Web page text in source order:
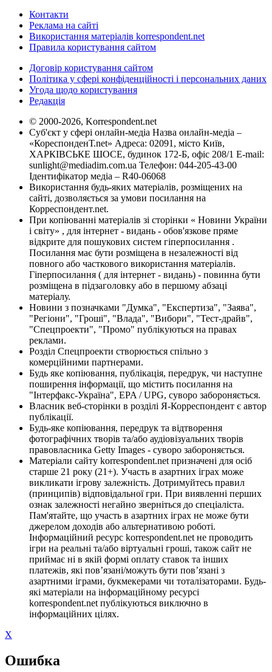
Контакти
Реклама на сайті
Використання матеріалів korrespondent.net
Правила користування сайтом
Договір користування сайтом
Політика у сфері конфіденційності і персональних даних
Угода щодо користування
Редакція
© 2000-2026, Korrespondent.net
Суб'єкт у сфері онлайн-медіа Назва онлайн-медіа –
«КореспонденТ.net» Адреса: 02091, місто Київ,
ХАРКІВСЬКЕ ШОСЕ, будинок 172-Б, офіс 208/1 E-mail:
sunlight@mediadim.com.ua Телефон: 044-205-43-00
Ідентифікатор медіа – R40-06068
Використання будь-яких матеріалів, розміщених на
сайті, дозволяється за умови посилання на
Корреспондент.net.
При копіюванні матеріалів зі сторінки « Новини України
і світу» , для інтернет - видань - обов'язкове пряме
відкрите для пошукових систем гіперпосилання .
Посилання має бути розміщена в незалежності від
повного або часткового використання матеріалів.
Гіперпосилання ( для інтернет - видань) - повинна бути
розміщена в підзаголовку або в першому абзаці
матеріалу.
Новини з позначками "Думка", "Експертиза", "Заява",
"Регіони", "Гроші", "Влада", "Вибори", "Тест-драйв",
"Спецпроекти", "Промо" публікуються на правах
реклами.
Розділ Спецпроекти створюється спільно з
комерційними партнерами.
Будь яке копіювання, публікація, передрук, чи наступне
поширення інформації, що містить посилання на
"Інтерфакс-Україна", EPA / UPG, суворо забороняється.
Власник веб-сторінки в розділі Я-Корреспондент є автор
публікації.
Будь-яке копіювання, передрук та відтворення
фотографічних творів та/або аудіовізуальних творів
правовласника Getty Images - суворо забороняється.
Матеріали сайту korrespondent.net призначені для осіб
старше 21 року (21+). Участь в азартних іграх може
викликати ігрову залежність. Дотримуйтесь правил
(принципів) відповідальної гри. При виявленні перших
ознак залежності негайно зверніться до спеціаліста.
Пам'ятайте, що участь в азартних іграх не може бути
джерелом доходів або альтернативою роботі.
Інформаційний ресурс korrespondent.net не проводить
ігри на реальні та/або віртуальні гроші, також сайт не
приймає ні в якій формі оплату ставок та інших
платежів, які пов’язані/можуть бути пов’язані з
азартними іграми, букмекерами чи тоталізаторами. Будь-
які матеріали на інформаційному ресурсі
korrespondent.net публікуються виключно в
інформаційних цілях.
X
Ошибка